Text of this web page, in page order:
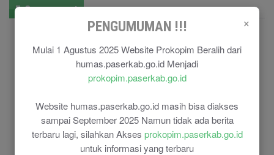
×
PENGUMUMAN !!!
Mulai 1 Agustus 2025 Website Prokopim Beralih dari
humas.paserkab.go.id Menjadi
prokopim.paserkab.go.id
Website humas.paserkab.go.id masih bisa diakses
sampai September 2025 Namun tidak ada berita
terbaru lagi, silahkan Akses prokopim.paserkab.go.id
untuk informasi yang terbaru
E-Government